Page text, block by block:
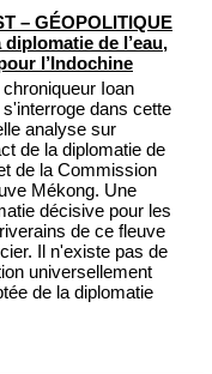
– GÉOPOLITIQUE
de l’eau,
l’Indochine
chroniqueur Ioan
s'interroge dans cette
analyse sur
de la diplomatie de
de la Commission
Mékong. Une
décisive pour les
de ce fleuve
Il n'existe pas de
universellement
de la diplomatie